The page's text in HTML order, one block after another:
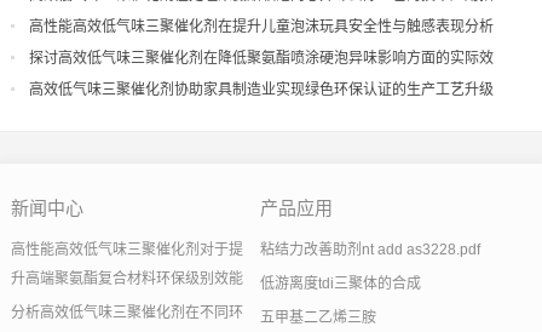
导
高性能高效低气味三聚催化剂在提升儿童泡沫玩具安全性与触感表现分析
探讨高效低气味三聚催化剂在降低聚氨酯喷涂硬泡异味影响方面的实际效
果
高效低气味三聚催化剂协助家具制造业实现绿色环保认证的生产工艺升级
新闻中心
高性能高效低气味三聚催化剂对于提
升高端聚氨酯复合材料环保级别效能
分析高效低气味三聚催化剂在不同环
产品应用
粘结力改善助剂nt add as3228.pdf
低游离度tdi三聚体的合成
五甲基二乙烯三胺